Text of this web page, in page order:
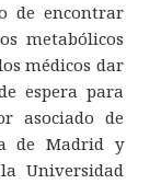
de encontrar
metabólicos
médicos dar
espera para
asociado de
de Madrid y
Universidad